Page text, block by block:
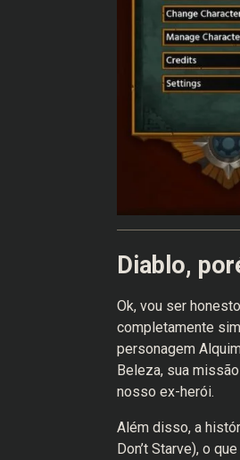
Diablo,
Ok, vou ser
completamente
personagem
Beleza, sua
nosso ex-herói.
Além disso, a
Don’t Starve), o